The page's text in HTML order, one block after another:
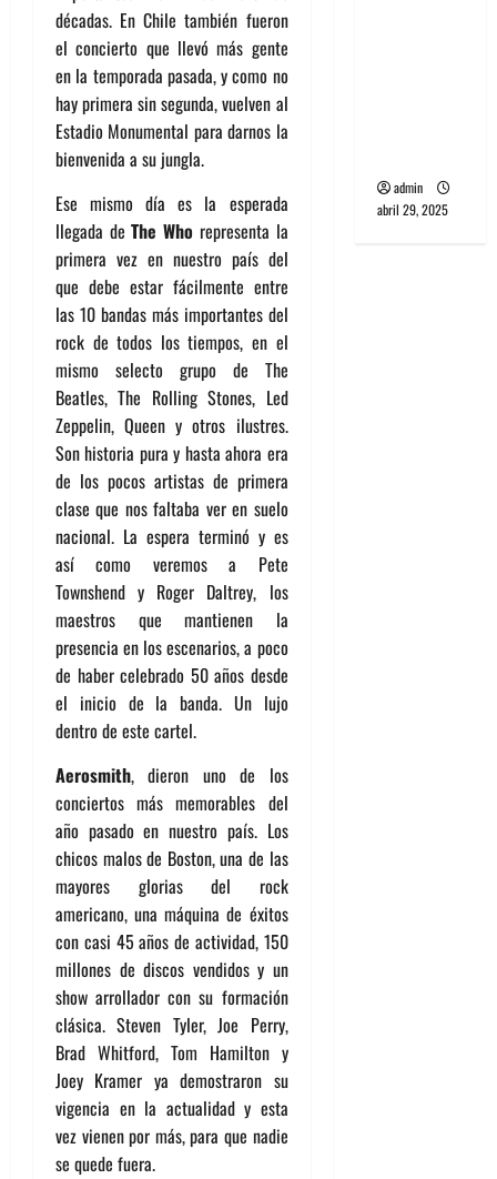
décadas. En Chile también fueron
el concierto que llevó más gente
en la temporada pasada, y como no
hay primera sin segunda, vuelven al
Estadio Monumental para darnos la
bienvenida a su jungla.
Ese mismo día es la esperada
llegada deThe Who representa la
primera vez en nuestro país del
que debe estar fácilmente entre
las 10 bandas más importantes del
rock de todos los tiempos, en el
mismo selecto grupo de The
Beatles, The Rolling Stones, Led
Zeppelin, Queen y otros ilustres.
Son historia pura y hasta ahora era
de los pocos artistas de primera
clase que nos faltaba ver en suelo
nacional. La espera terminó y es
así como veremos a Pete
Townshend y Roger Daltrey, los
maestros que mantienen la
presencia en los escenarios, a poco
de haber celebrado 50 años desde
el inicio de la banda. Un lujo
dentro de este cartel.
Aerosmith, dieron uno de los
conciertos más memorables del
año pasado en nuestro país. Los
chicos malos de Boston, una de las
mayores glorias del rock
americano, una máquina de éxitos
con casi 45 años de actividad, 150
millones de discos vendidos y un
show arrollador con su formación
clásica. Steven Tyler, Joe Perry,
Brad Whitford, Tom Hamilton y
Joey Kramer ya demostraron su
vigencia en la actualidad y esta
vez vienen por más, para que nadie
se quede fuera.
admin
abril 29, 2025